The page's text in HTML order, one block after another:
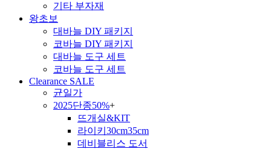
기타 부자재
왕초보
대바늘 DIY 패키지
코바늘 DIY 패키지
대바늘 도구 세트
코바늘 도구 세트
Clearance SALE
균일가
2025단종50%+
뜨개실&KIT
라이키30cm35cm
데비블리스 도서